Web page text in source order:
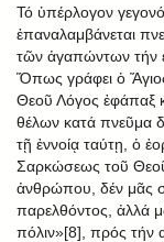
Τό ὑπέρλογον
ἐπαναλαμβάνεται
τῶν ἀγαπώντων τήν
Ὅπως γράφει ὁ
Θεοῦ Λόγος ἐφάπαξ
θέλων κατά πνεῦμα
τῇ ἐννοίᾳ ταύτῃ, ὁ
Σαρκώσεως τοῦ
ἀνθρώπου, δέν μᾶς
παρελθόντος, ἀλλά
πόλιν»[8], πρός τήν